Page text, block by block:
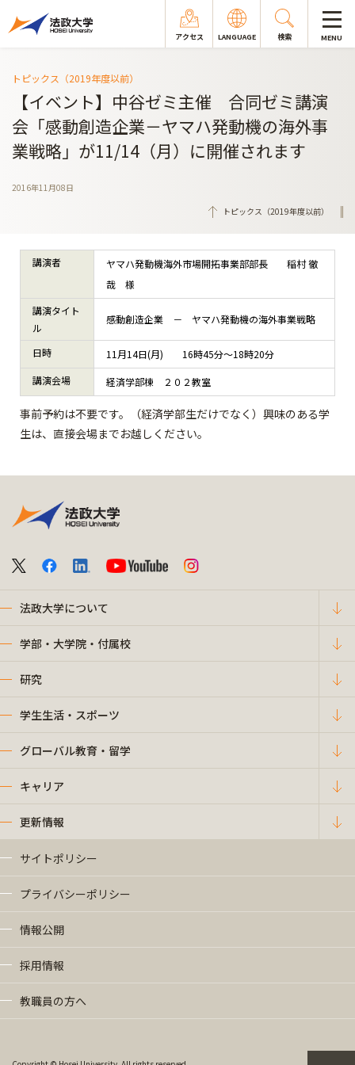
アクセス LANGUAGE 検索 MENU
トピックス（2019年度以前）
【イベント】中谷ゼミ主催 合同ゼミ講演
会「感動創造企業－ヤマハ発動機の海外事
業戦略」が11/14（月）に開催されます
2016年11月08日
トピックス（2019年度以前）
講演者
ヤマハ発動機海外市場開拓事業部部長 稲村 徹
哉 様
講演タイト
ル
感動創造企業 － ヤマハ発動機の海外事業戦略
日時
11月14日(月) 16時45分～18時20分
講演会場
経済学部棟 ２０２教室
事前予約は不要です。（経済学部生だけでなく）興味のある学
生は、直接会場までお越しください。
法政大学について
学部・大学院・付属校
研究
学生生活・スポーツ
グローバル教育・留学
キャリア
更新情報
サイトポリシー
プライバシーポリシー
情報公開
採用情報
教職員の方へ